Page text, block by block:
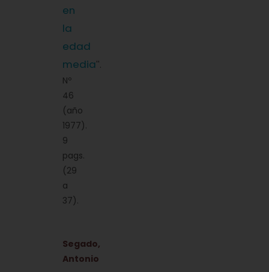
en
la
edad
media''.
Nº
46
(año
1977).
9
pags.
(29
a
37).
Segado,
Antonio